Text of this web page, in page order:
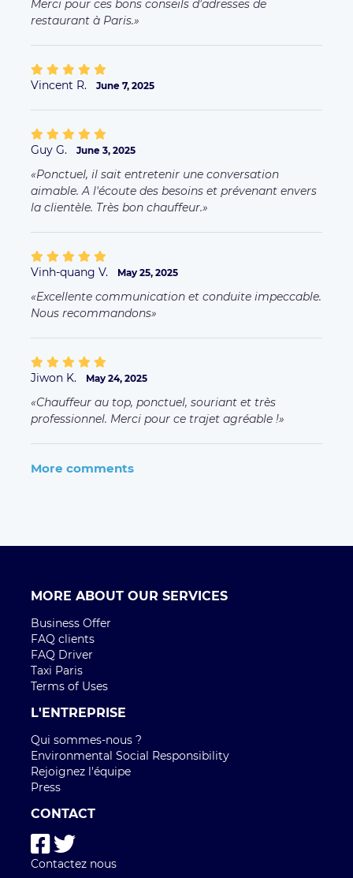
Merci pour ces bons conseils d'adresses de
restaurant à Paris.
Vincent R. June 7, 2025
Guy G. June 3, 2025
PonctueI, il sait entretenir une conversation
aimable. A l'écoute des besoins et prévenant envers
la clientèle. Très bon chauffeur.
Vinh-quang V. May 25, 2025
Excellente communication et conduite impeccable.
Nous recommandons
Jiwon K. May 24, 2025
Chauffeur au top, ponctuel, souriant et très
professionnel. Merci pour ce trajet agréable !
More comments
MORE ABOUT OUR SERVICES
Business Offer
FAQ clients
FAQ Driver
Taxi Paris
Terms of Uses
L'ENTREPRISE
Qui sommes-nous ?
Environmental Social Responsibility
Rejoignez l'équipe
Press
CONTACT
Contactez nous